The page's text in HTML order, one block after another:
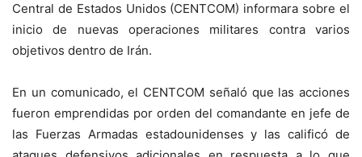
Central de Estados Unidos (CENTCOM) informara sobre el
inicio de nuevas operaciones militares contra varios
objetivos dentro de Irán.
En un comunicado, el CENTCOM señaló que las acciones
fueron emprendidas por orden del comandante en jefe de
las Fuerzas Armadas estadounidenses y las calificó de